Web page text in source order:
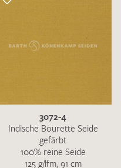
3072-4
Indische Bourette Seide
gefärbt
100% reine Seide
125 g/lfm, 91 cm